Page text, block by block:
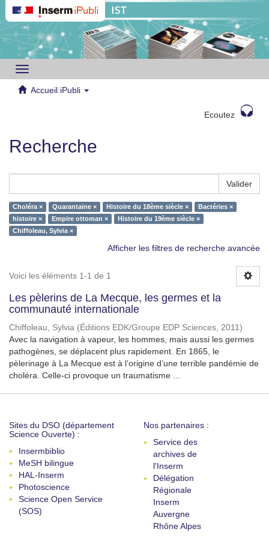
Toggle
navigation
Accueil iPubli
Ecoutez
Recherche
Valider
Choléra × Quarantaine × Histoire du 18ème siècle ×
Bactéries ×
histoire ×
Empire ottoman ×
Histoire du 19ème siècle ×
Chiffoleau, Sylvia ×
Afficher les filtres de recherche avancée
Voici les éléments 1-1 de 1
Les pèlerins de La Mecque, les germes et la
communauté internationale
Chiffoleau, Sylvia (Éditions EDK/Groupe EDP Sciences, 2011)
Avec la navigation à vapeur, les hommes, mais aussi les germes
pathogènes, se déplacent plus rapidement. En 1865, le
pèlerinage à La Mecque est à l’origine d’une terrible pandémie de
choléra. Celle-ci provoque un traumatisme ...
Sites du DSO (département
Science Ouverte) :
Insermbiblio
MeSH bilingue
HAL-Inserm
Photoscience
Science Open Service
(SOS)
Nos partenaires :
Service des
archives de
l'Inserm
Délégation
Régionale
Inserm
Auvergne
Rhône Alpes